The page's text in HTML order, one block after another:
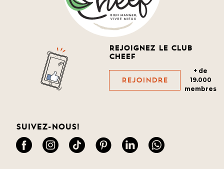
Rejoignez le club
cheef
Rejoindre
+ de
19.000
membres
Suivez-nous!